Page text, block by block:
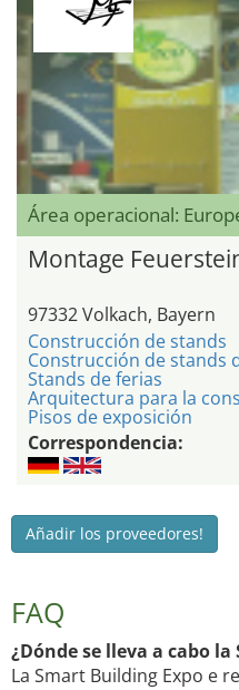
Área operacional:
Montage
97332 Volkach, Bayern
Construcción de stands
Construcción de stands
Stands de ferias
Arquitectura para la
Pisos de exposición
Correspondencia:
Añadir los proveedores!
FAQ
¿Dónde se lleva a cabo
La Smart Building Expo e